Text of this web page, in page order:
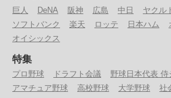
巨人 DeNA 阪神 広島 中日 ヤクル
ソフトバンク
楽天 ロッテ 日本ハム
オイシックス
特集
プロ野球 ドラフト会議
野球日本代表 侍
アマチュア野球
高校野球 大学野球 社